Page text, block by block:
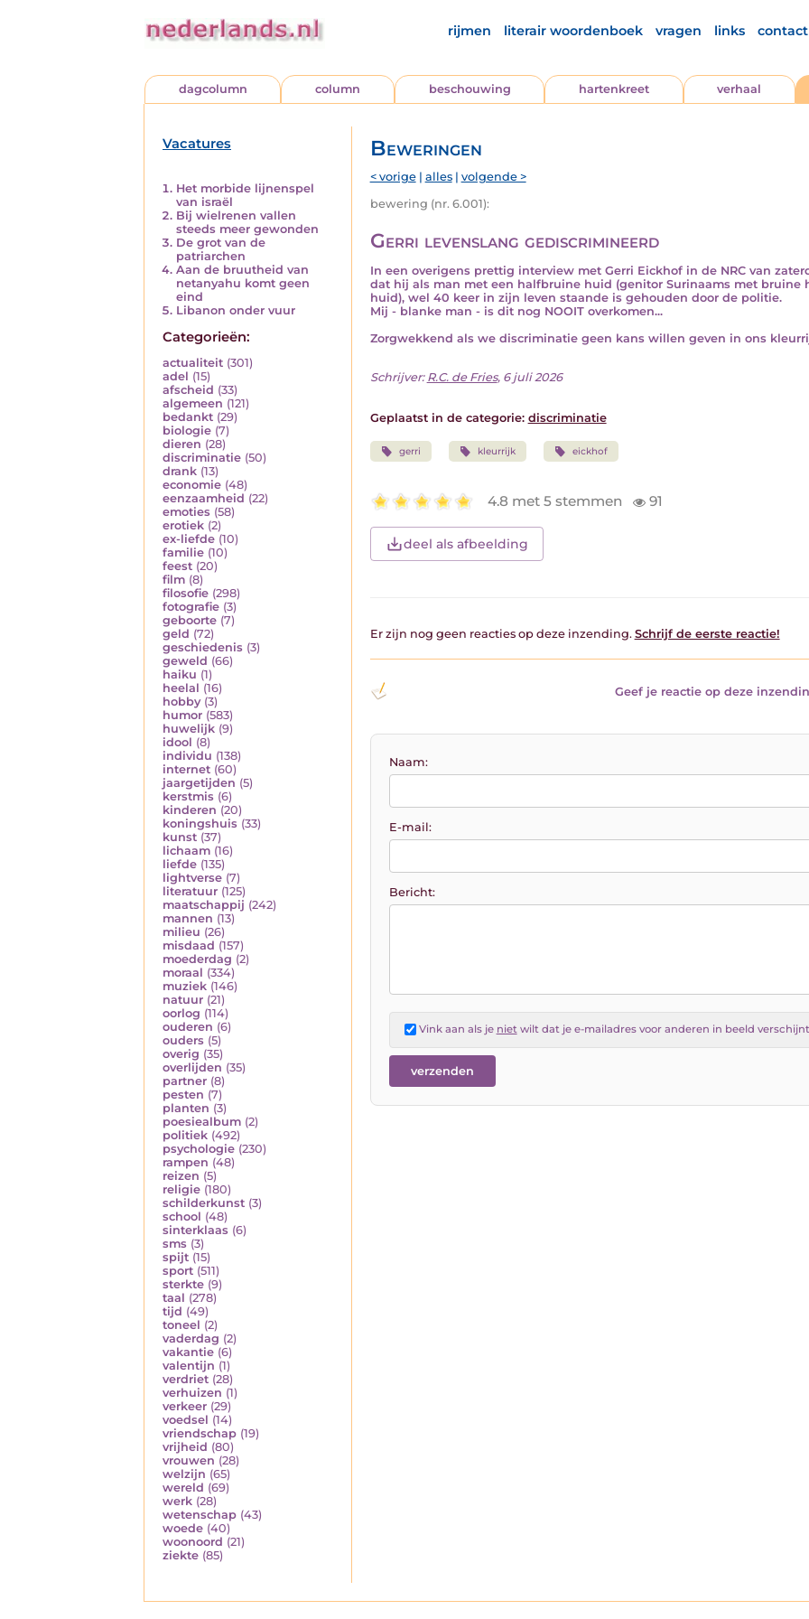
rijmen literair woordenboek vragen links contact
dagcolumn column beschouwing hartenkreet verhaal
Vacatures
Het morbide lijnenspel
van israël
Bij wielrenen vallen
steeds meer gewonden
De grot van de
patriarchen
Aan de bruutheid van
netanyahu komt geen
eind
Libanon onder vuur
Categorieën:
actualiteit (301)
adel (15)
afscheid (33)
algemeen (121)
bedankt (29)
biologie (7)
dieren (28)
discriminatie (50)
drank (13)
economie (48)
eenzaamheid (22)
emoties (58)
erotiek (2)
ex-liefde (10)
familie (10)
feest (20)
film (8)
filosofie (298)
fotografie (3)
geboorte (7)
geld (72)
geschiedenis (3)
geweld (66)
haiku (1)
heelal (16)
hobby (3)
humor (583)
huwelijk (9)
idool (8)
individu (138)
internet (60)
jaargetijden (5)
kerstmis (6)
kinderen (20)
koningshuis (33)
kunst (37)
lichaam (16)
liefde (135)
lightverse (7)
literatuur (125)
maatschappij (242)
mannen (13)
milieu (26)
misdaad (157)
moederdag (2)
moraal (334)
muziek (146)
natuur (21)
oorlog (114)
ouderen (6)
ouders (5)
overig (35)
overlijden (35)
partner (8)
pesten (7)
planten (3)
poesiealbum (2)
politiek (492)
psychologie (230)
rampen (48)
reizen (5)
religie (180)
schilderkunst (3)
school (48)
sinterklaas (6)
sms (3)
spijt (15)
sport (511)
sterkte (9)
taal (278)
tijd (49)
toneel (2)
vaderdag (2)
vakantie (6)
valentijn (1)
verdriet (28)
verhuizen (1)
verkeer (29)
voedsel (14)
vriendschap (19)
vrijheid (80)
vrouwen (28)
welzijn (65)
wereld (69)
werk (28)
wetenschap (43)
woede (40)
woonoord (21)
ziekte (85)
Beweringen
< vorige| alles| volgende >
bewering (nr. 6.001):
Gerri levenslang gediscrimineerd
In een overigens prettig interview met Gerri Eickhof in de NRC van
dat hij als man met een halfbruine huid (genitor Surinaams met bruine
huid), wel 40 keer in zijn leven staande is gehouden door de politie.
Mij - blanke man - is dit nog NOOIT overkomen...
Zorgwekkend als we discriminatie geen kans willen geven in ons
Schrijver: R.C. de Fries, 6 juli 2026
Geplaatst in de categorie: discriminatie
gerri kleurrijk eickhof
4.8 met 5 stemmen 91
deel als afbeelding
Er zijn nog geen reacties op deze inzending. Schrijf de eerste reactie!
Geef je reactie op deze
Naam:
E-mail:
Bericht:
Vink aan als je nietwilt dat je e-mailadres voor anderen in beeld verschijnt